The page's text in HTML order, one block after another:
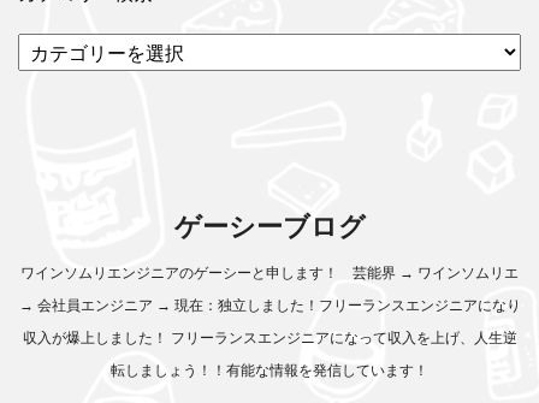
テ
ゲーシーブログ
ワインソムリエンジニアのゲーシーと申します！ 芸能界 → ワインソムリエ
→ 会社員エンジニア → 現在：独立しました！フリーランスエンジニアになり
収入が爆上しました！ フリーランスエンジニアになって収入を上げ、人生逆
転しましょう！！有能な情報を発信しています！